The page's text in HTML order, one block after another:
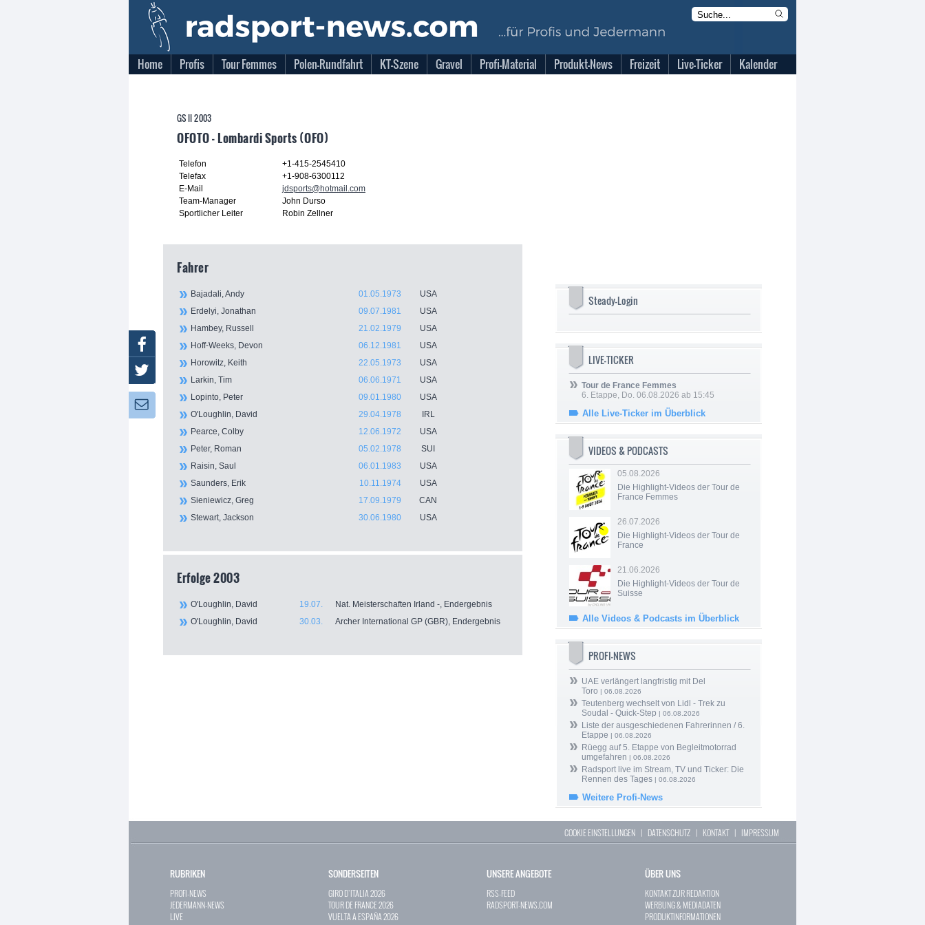
Home Profis Tour Femmes Polen-Rundfahrt KT-Szene Gravel Profi-Material Produkt-News Freizeit Live-Ticker Kalender
GS II 2003
OFOTO - Lombardi Sports (OFO)
Telefon
+1-415-2545410
Telefax
+1-908-6300112
E-Mail
jdsports@hotmail.com
Team-Manager
John Durso
Sportlicher Leiter
Robin Zellner
Fahrer
Bajadali, Andy 01.05.1973
USA
Erdelyi, Jonathan
09.07.1981
USA
Hambey, Russell
21.02.1979
USA
Hoff-Weeks, Devon
06.12.1981
USA
Horowitz, Keith
22.05.1973
USA
Larkin, Tim
06.06.1971
USA
Lopinto, Peter
09.01.1980
USA
O'Loughlin, David
29.04.1978
IRL
Pearce, Colby
12.06.1972
USA
Peter, Roman
05.02.1978
SUI
Raisin, Saul
06.01.1983
USA
Saunders, Erik
10.11.1974
USA
Sieniewicz, Greg
17.09.1979
CAN
Stewart, Jackson
30.06.1980 USA
Erfolge 2003
O'Loughlin, David Nat. Meisterschaften Irland -, Endergebnis
19.07.
O'Loughlin, David
Archer International GP (GBR), Endergebnis
30.03.
Steady-Login
LIVE-TICKER
Tour de France Femmes
6. Etappe, Do. 06.08.2026 ab 15:45
Alle Live-Ticker im Überblick
VIDEOS & PODCASTS
05.08.2026
Die Highlight-Videos der Tour de
France Femmes
26.07.2026
Die Highlight-Videos der Tour de
France
21.06.2026
Die Highlight-Videos der Tour de
Suisse
Alle Videos & Podcasts im Überblick
PROFI-NEWS
UAE verlängert langfristig mit Del
Toro | 06.08.2026
Teutenberg wechselt von Lidl - Trek zu
Soudal - Quick-Step | 06.08.2026
Liste der ausgeschiedenen Fahrerinnen / 6.
Etappe | 06.08.2026
Rüegg auf 5. Etappe von Begleitmotorrad
umgefahren | 06.08.2026
Radsport live im Stream, TV und Ticker: Die
Rennen des Tages | 06.08.2026
Weitere Profi-News
Facebook
COOKIE EINSTELLUNGEN | DATENSCHUTZ | KONTAKT| IMPRESSUM
RUBRIKEN
PROFI-NEWS
JEDERMANN-NEWS
LIVE
SONDERSEITEN
GIRO D`ITALIA 2026
TOUR DE FRANCE 2026
VUELTA A ESPAÑA 2026
UNSERE ANGEBOTE
RSS-FEED
RADSPORT-NEWS.COM
ÜBER UNS
KONTAKT ZUR REDAKTION
WERBUNG & MEDIADATEN
PRODUKTINFORMATIONEN